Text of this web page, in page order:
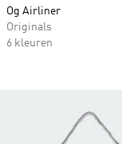
Og Airliner
Originals
6 kleuren